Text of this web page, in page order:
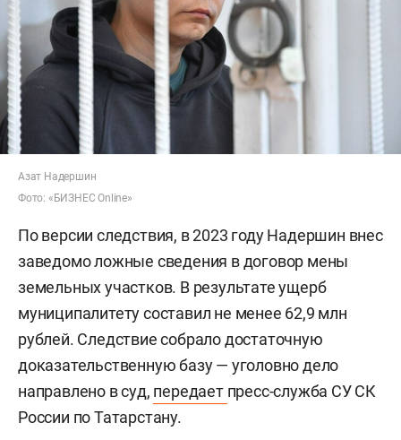
Азат Надершин
Фото: «БИЗНЕС Online»
По версии следствия, в 2023 году Надершин внес
заведомо ложные сведения в договор мены
земельных участков. В результате ущерб
муниципалитету составил не менее 62,9 млн
рублей. Следствие собрало достаточную
доказательственную базу — уголовно дело
направлено в суд, передает пресс-служба СУ СК
России по Татарстану.